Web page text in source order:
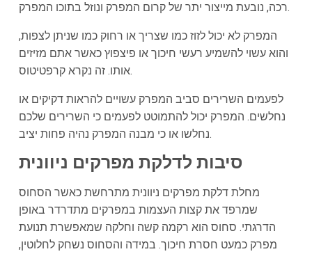
רכה, נובעת מייצור יתר של קרום המפרק ונוזל בתוכו המפרק.
המפרק לא יכול לזוז כמו שצריך או רחוק כמו שניתן לצפות,
והוא עשוי להשמיע רעשי חיכוך או פיצפוץ כאשר אתם מזיזים
אותו. זה נקרא קרפטיטוס.
לפעמים השרירים סביב המפרק עשויים להראות דקיקים או
נחלשים. המפרק יכול להתמוטט לפעמים כי השרירים שלכם
נחלשו או כי מבנה המפרק נהיה פחות יציב.
סיבות לדלקת מפרקים ניוונית
מחלת דלקת מפרקים ניוונית מתרחשת כאשר הסחוס
שמרפד את קצות העצמות במפרקים מתדרדר באופן
הדרגתי. סחוס הוא רקמה קשה וחלקה שמאפשרת תנועת
מפרק כמעט חסרת חיכוך. במידה והסחוס נשחק לחלוטין,